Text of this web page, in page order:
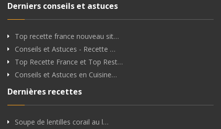
Derniers conseils et astuces
Top recette france nouveau sit…
Conseils et Astuces - Recette …
Top Recette France et Top Rest…
Conseils et Astuces en Cuisine…
Dernières recettes
Soupe de lentilles corail au l…